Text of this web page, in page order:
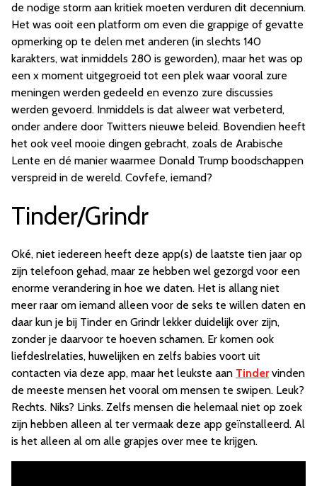
de nodige storm aan kritiek moeten verduren dit decennium.
Het was ooit een platform om even die grappige of gevatte
opmerking op te delen met anderen (in slechts 140
karakters, wat inmiddels 280 is geworden), maar het was op
een x moment uitgegroeid tot een plek waar vooral zure
meningen werden gedeeld en evenzo zure discussies
werden gevoerd. Inmiddels is dat alweer wat verbeterd,
onder andere door Twitters nieuwe beleid. Bovendien heeft
het ook veel mooie dingen gebracht, zoals de Arabische
Lente en dé manier waarmee Donald Trump boodschappen
verspreid in de wereld. Covfefe, iemand?
Tinder/Grindr
Oké, niet iedereen heeft deze app(s) de laatste tien jaar op
zijn telefoon gehad, maar ze hebben wel gezorgd voor een
enorme verandering in hoe we daten. Het is allang niet
meer raar om iemand alleen voor de seks te willen daten en
daar kun je bij Tinder en Grindr lekker duidelijk over zijn,
zonder je daarvoor te hoeven schamen. Er komen ook
liefdeslrelaties, huwelijken en zelfs babies voort uit
contacten via deze app, maar het leukste aan Tindervinden
de meeste mensen het vooral om mensen te swipen. Leuk?
Rechts. Niks? Links. Zelfs mensen die helemaal niet op zoek
zijn hebben alleen al ter vermaak deze app geïnstalleerd. Al
is het alleen al om alle grapjes over mee te krijgen.